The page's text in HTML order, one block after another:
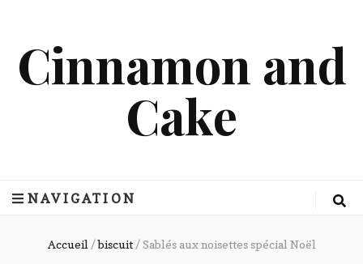
Cinnamon and
Cake
NAVIGATION
Accueil /biscuit / Sablés aux noisettes spécial Noël